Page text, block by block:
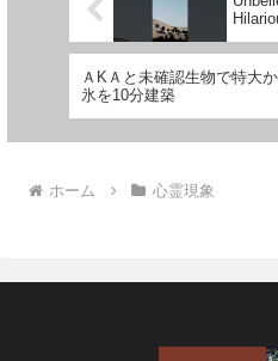
ＡKＡと未確認生物で特大か
氷を10分建築
ホーム 心霊現象